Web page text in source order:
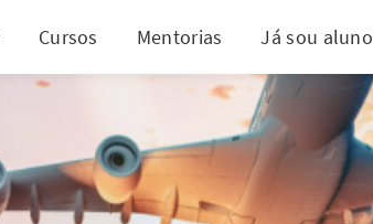
Cursos Mentorias Já sou aluno